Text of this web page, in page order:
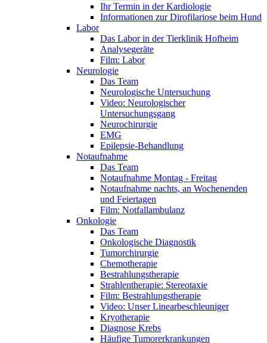
Ihr Termin in der Kardiologie
Informationen zur Dirofilariose beim Hund
Labor
Das Labor in der Tierklinik Hofheim
Analysegeräte
Film: Labor
Neurologie
Das Team
Neurologische Untersuchung
Video: Neurologischer
Untersuchungsgang
Neurochirurgie
EMG
Epilepsie-Behandlung
Notaufnahme
Das Team
Notaufnahme Montag - Freitag
Notaufnahme nachts, an Wochenenden
und Feiertagen
Film: Notfallambulanz
Onkologie
Das Team
Onkologische Diagnostik
Tumorchirurgie
Chemotherapie
Bestrahlungstherapie
Strahlentherapie: Stereotaxie
Film: Bestrahlungstherapie
Video: Unser Linearbeschleuniger
Kryotherapie
Diagnose Krebs
Häufige Tumorerkrankungen